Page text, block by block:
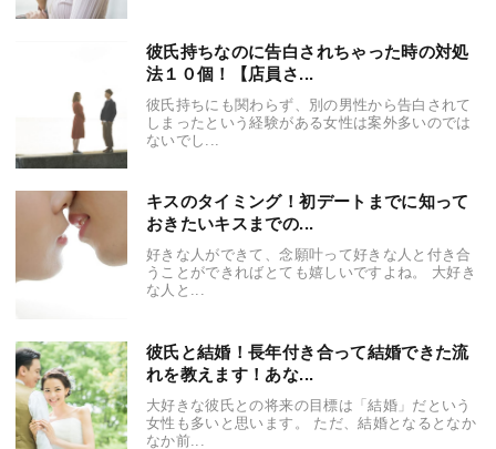
彼氏持ちなのに告白されちゃった時の対処
法１０個！【店員さ...
彼氏持ちにも関わらず、別の男性から告白されて
しまったという経験がある女性は案外多いのでは
ないでし...
キスのタイミング！初デートまでに知って
おきたいキスまでの...
好きな人ができて、念願叶って好きな人と付き合
うことができればとても嬉しいですよね。 大好き
な人と...
彼氏と結婚！長年付き合って結婚できた流
れを教えます！あな...
大好きな彼氏との将来の目標は「結婚」だという
女性も多いと思います。 ただ、結婚となるとなか
なか前...